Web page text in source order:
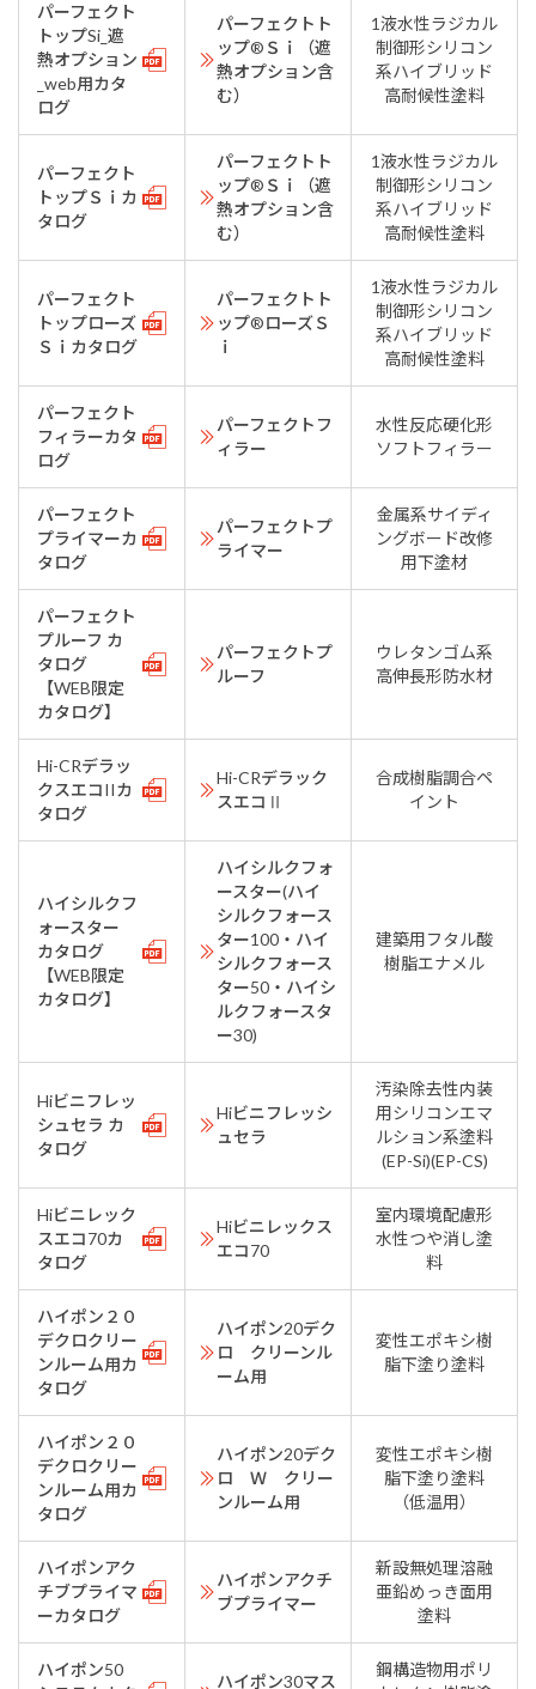
パーフェクト
トップSi_遮
熱オプション
_web用カタ
ログ
パーフェクトト
ップ®Ｓｉ（遮
熱オプション含
む）
1液水性ラジカル
制御形シリコン
系ハイブリッド
高耐候性塗料
パーフェクト
トップＳｉカ
タログ
パーフェクトト
ップ®Ｓｉ（遮
熱オプション含
む）
1液水性ラジカル
制御形シリコン
系ハイブリッド
高耐候性塗料
パーフェクト
トップローズ
Ｓｉカタログ
パーフェクトト
ップ®ローズＳ
ｉ
1液水性ラジカル
制御形シリコン
系ハイブリッド
高耐候性塗料
パーフェクト
フィラーカタ
ログ
パーフェクトフ
ィラー
水性反応硬化形
ソフトフィラー
パーフェクト
プライマーカ
タログ
パーフェクトプ
ライマー
金属系サイディ
ングボード改修
用下塗材
パーフェクト
プルーフ カ
タログ
【WEB限定
カタログ】
パーフェクトプ
ルーフ
ウレタンゴム系
高伸長形防水材
Hi-CRデラッ
クスエコIIカ
タログ
Hi-CRデラック
スエコⅡ
合成樹脂調合ペ
イント
ハイシルクフ
ォースター
カタログ
【WEB限定
カタログ】
ハイシルクフォ
ースター(ハイ
シルクフォース
ター100・ハイ
シルクフォース
ター50・ハイシ
ルクフォースタ
ー30)
建築用フタル酸
樹脂エナメル
Hiビニフレッ
シュセラ カ
タログ
Hiビニフレッシ
ュセラ
汚染除去性内装
用シリコンエマ
ルション系塗料
(EP-Si)(EP-CS)
Hiビニレック
スエコ70カ
タログ
Hiビニレックス
エコ70
室内環境配慮形
水性つや消し塗
料
ハイポン２０
デクロクリー
ンルーム用カ
タログ
ハイポン20デク
ロ クリーンル
ーム用
変性エポキシ樹
脂下塗り塗料
ハイポン２０
デクロクリー
ンルーム用カ
タログ
ハイポン20デク
ロ Ｗ クリー
ンルーム用
変性エポキシ樹
脂下塗り塗料
（低温用）
ハイポンアク
チブプライマ
ーカタログ
ハイポンアクチ
ブプライマー
新設無処理溶融
亜鉛めっき面用
塗料
ハイポン50
ハイポン30マス
鋼構造物用ポリ